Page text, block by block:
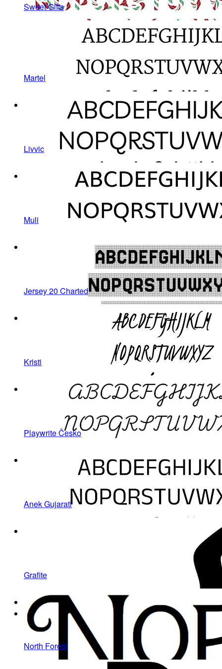
Sweet Gifts
Martel
Livvic
Muli
Jersey 20 Charted
Kristi
Playwrite Česko
Anek Gujarati
Grafite
North Forest